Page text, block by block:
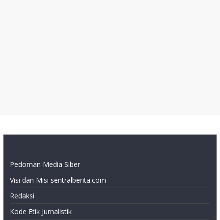
Pedoman Media Siber
Visi dan Misi sentralberita.com
Redaksi
Kode Etik Jurnalistik